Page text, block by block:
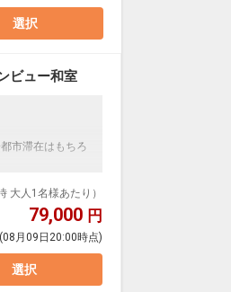
セスしやすい立地
選択
ビュー和室
市滞在はもちろ
ります。
なプランもござ
セスしやすい立地
大人1名様あたり）
79,000 円
(08月09日20:00時点)
選択